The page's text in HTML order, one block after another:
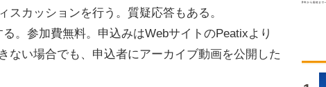
スカッションを行う。質疑応答もある。
。参加費無料。申込みはWebサイトのPeatixより
ない場合でも、申込者にアーカイブ動画を公開した